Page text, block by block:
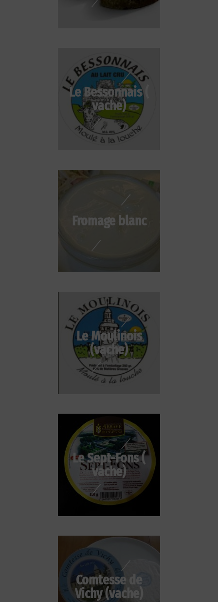
Le Bessonnais (
vache)
Fromage blanc
Le Moulinois
(vache)
Le Sept-Fons (
vache)
Comtesse de
Vichy (vache)